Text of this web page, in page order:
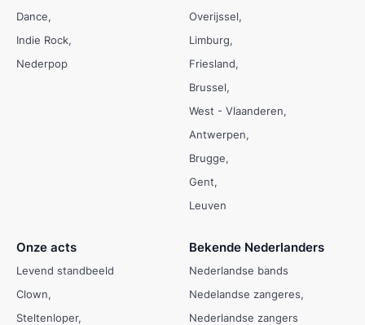
Dance
Indie Rock
Nederpop
Overijssel
Limburg
Friesland
Brussel
West - Vlaanderen
Antwerpen
Brugge
Gent
Leuven
Onze acts
Levend standbeeld
Clown
Steltenloper
Bekende Nederlanders
Nederlandse bands
Nedelandse zangeres
Nederlandse zangers